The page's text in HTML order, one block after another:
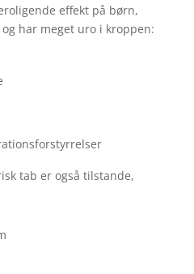
effekt på børn,
har meget uro i kroppen:
tab er også tilstande,